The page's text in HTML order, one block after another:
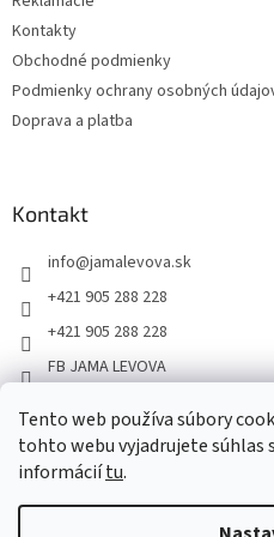
Tento web používa súbory
tohto webu vyjadrujete súhlas
informáciítu.
Kontakty
Obchodné podmienky
Podmienky ochrany osobných
Doprava a platba
Kontakt
info@jamalevova.sk
+421 905 288 228
+421 905 288 228
FB JAMA LEVOVA
JamaLevova
+421905288228